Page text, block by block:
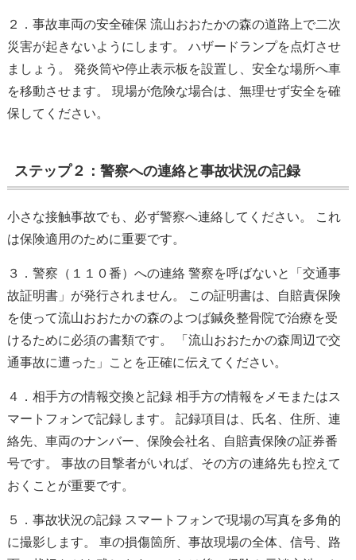
２．事故車両の安全確保 流山おおたかの森の道路上で二次
災害が起きないようにします。 ハザードランプを点灯させ
ましょう。 発炎筒や停止表示板を設置し、安全な場所へ車
を移動させます。 現場が危険な場合は、無理せず安全を確
保してください。
ステップ２：警察への連絡と事故状況の記録
小さな接触事故でも、必ず警察へ連絡してください。 これ
は保険適用のために重要です。
３．警察（１１０番）への連絡 警察を呼ばないと「交通事
故証明書」が発行されません。 この証明書は、自賠責保険
を使って流山おおたかの森のよつば鍼灸整骨院で治療を受
けるために必須の書類です。 「流山おおたかの森周辺で交
通事故に遭った」ことを正確に伝えてください。
４．相手方の情報交換と記録 相手方の情報をメモまたはス
マートフォンで記録します。 記録項目は、氏名、住所、連
絡先、車両のナンバー、保険会社名、自賠責保険の証券番
号です。 事故の目撃者がいれば、その方の連絡先も控えて
おくことが重要です。
５．事故状況の記録 スマートフォンで現場の写真を多角的
に撮影します。 車の損傷箇所、事故現場の全体、信号、路